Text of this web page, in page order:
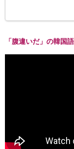
「腹違いだ」の韓国